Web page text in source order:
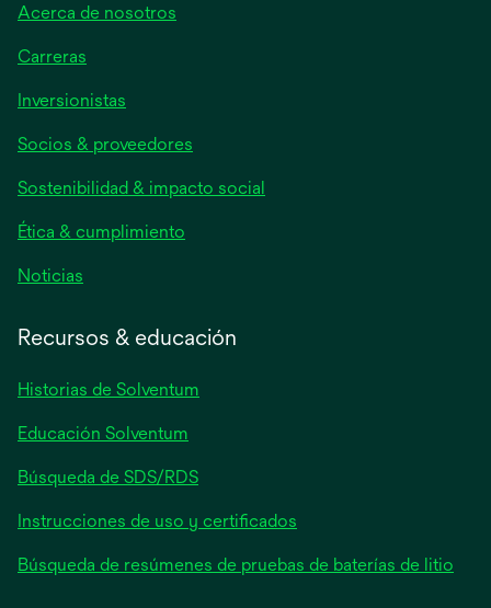
Acerca de nosotros
Carreras
Inversionistas
en
una
pestaña
nueva
Socios & proveedores
Sostenibilidad & impacto social
Ética & cumplimiento
Noticias
pestaña
Recursos & educación
Historias de Solventum
Educación Solventum
Búsqueda de SDS/RDS
Instrucciones de uso y certificados
Búsqueda de resúmenes de pruebas de baterías de litio